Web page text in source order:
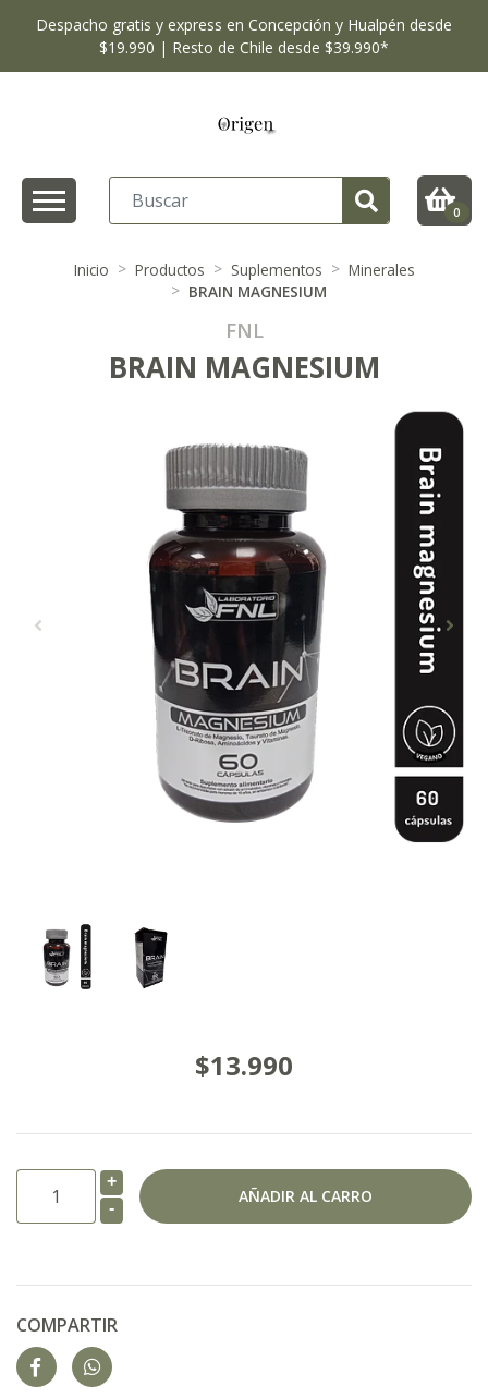
Despacho gratis y express en Concepción y Hualpén desde
$19.990 | Resto de Chile desde $39.990*
0
Inicio Productos Suplementos
Minerales
BRAIN MAGNESIUM
FNL
BRAIN MAGNESIUM
$13.990
+
-
COMPARTIR